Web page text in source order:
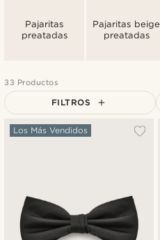
Pajaritas
preatadas
Pajaritas beige
preatadas
33 Productos
FILTROS
Los Más Vendidos